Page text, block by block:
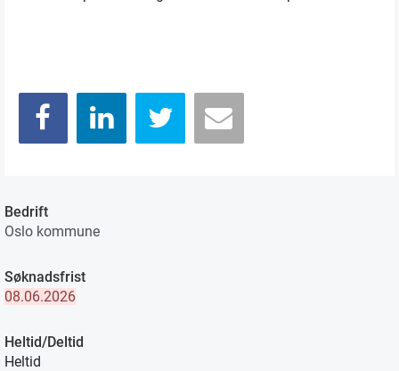
Bedrift
Oslo kommune
Søknadsfrist
08.06.2026
Heltid/Deltid
Heltid